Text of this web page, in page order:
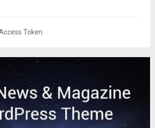
Token